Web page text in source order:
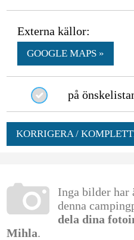
Externa källor:
GOOGLE MAPS »
på
KORRIGERA /
Inga bilder har
denna
dela dina
Mihla.